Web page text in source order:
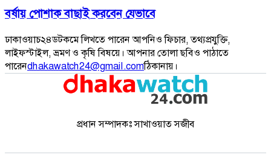
বর্ষায় পোশাক বাছাই করবেন যেভাবে
ঢাকাওয়াচ২৪ডটকমে লিখতে পারেন আপনিও ফিচার, তথ্যপ্রযুক্তি,
লাইফস্টাইল, ভ্রমণ ও কৃষি বিষয়ে। আপনার তোলা ছবিও পাঠাতে
পারেনdhakawatch24@gmail.comঠিকানায়।
প্রধান সম্পাদকঃ সাখাওয়াত সজীব